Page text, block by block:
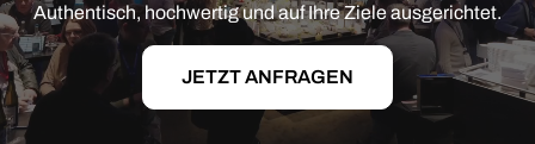
Authentisch, hochwertig und auf Ihre Ziele ausgerichtet.
JETZT ANFRAGEN